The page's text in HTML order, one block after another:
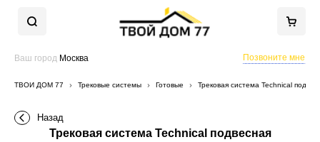
Ваш город Москва Позвоните мне
ТВОЙ ДОМ 77 Трековые системы Готовые Трековая система Technical
Назад
Трековая система Technical подвесная